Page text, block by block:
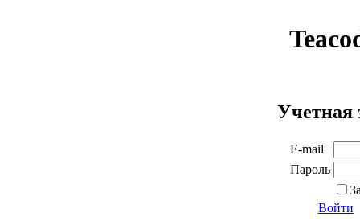
Учетная
E-mail
Пароль
Войти